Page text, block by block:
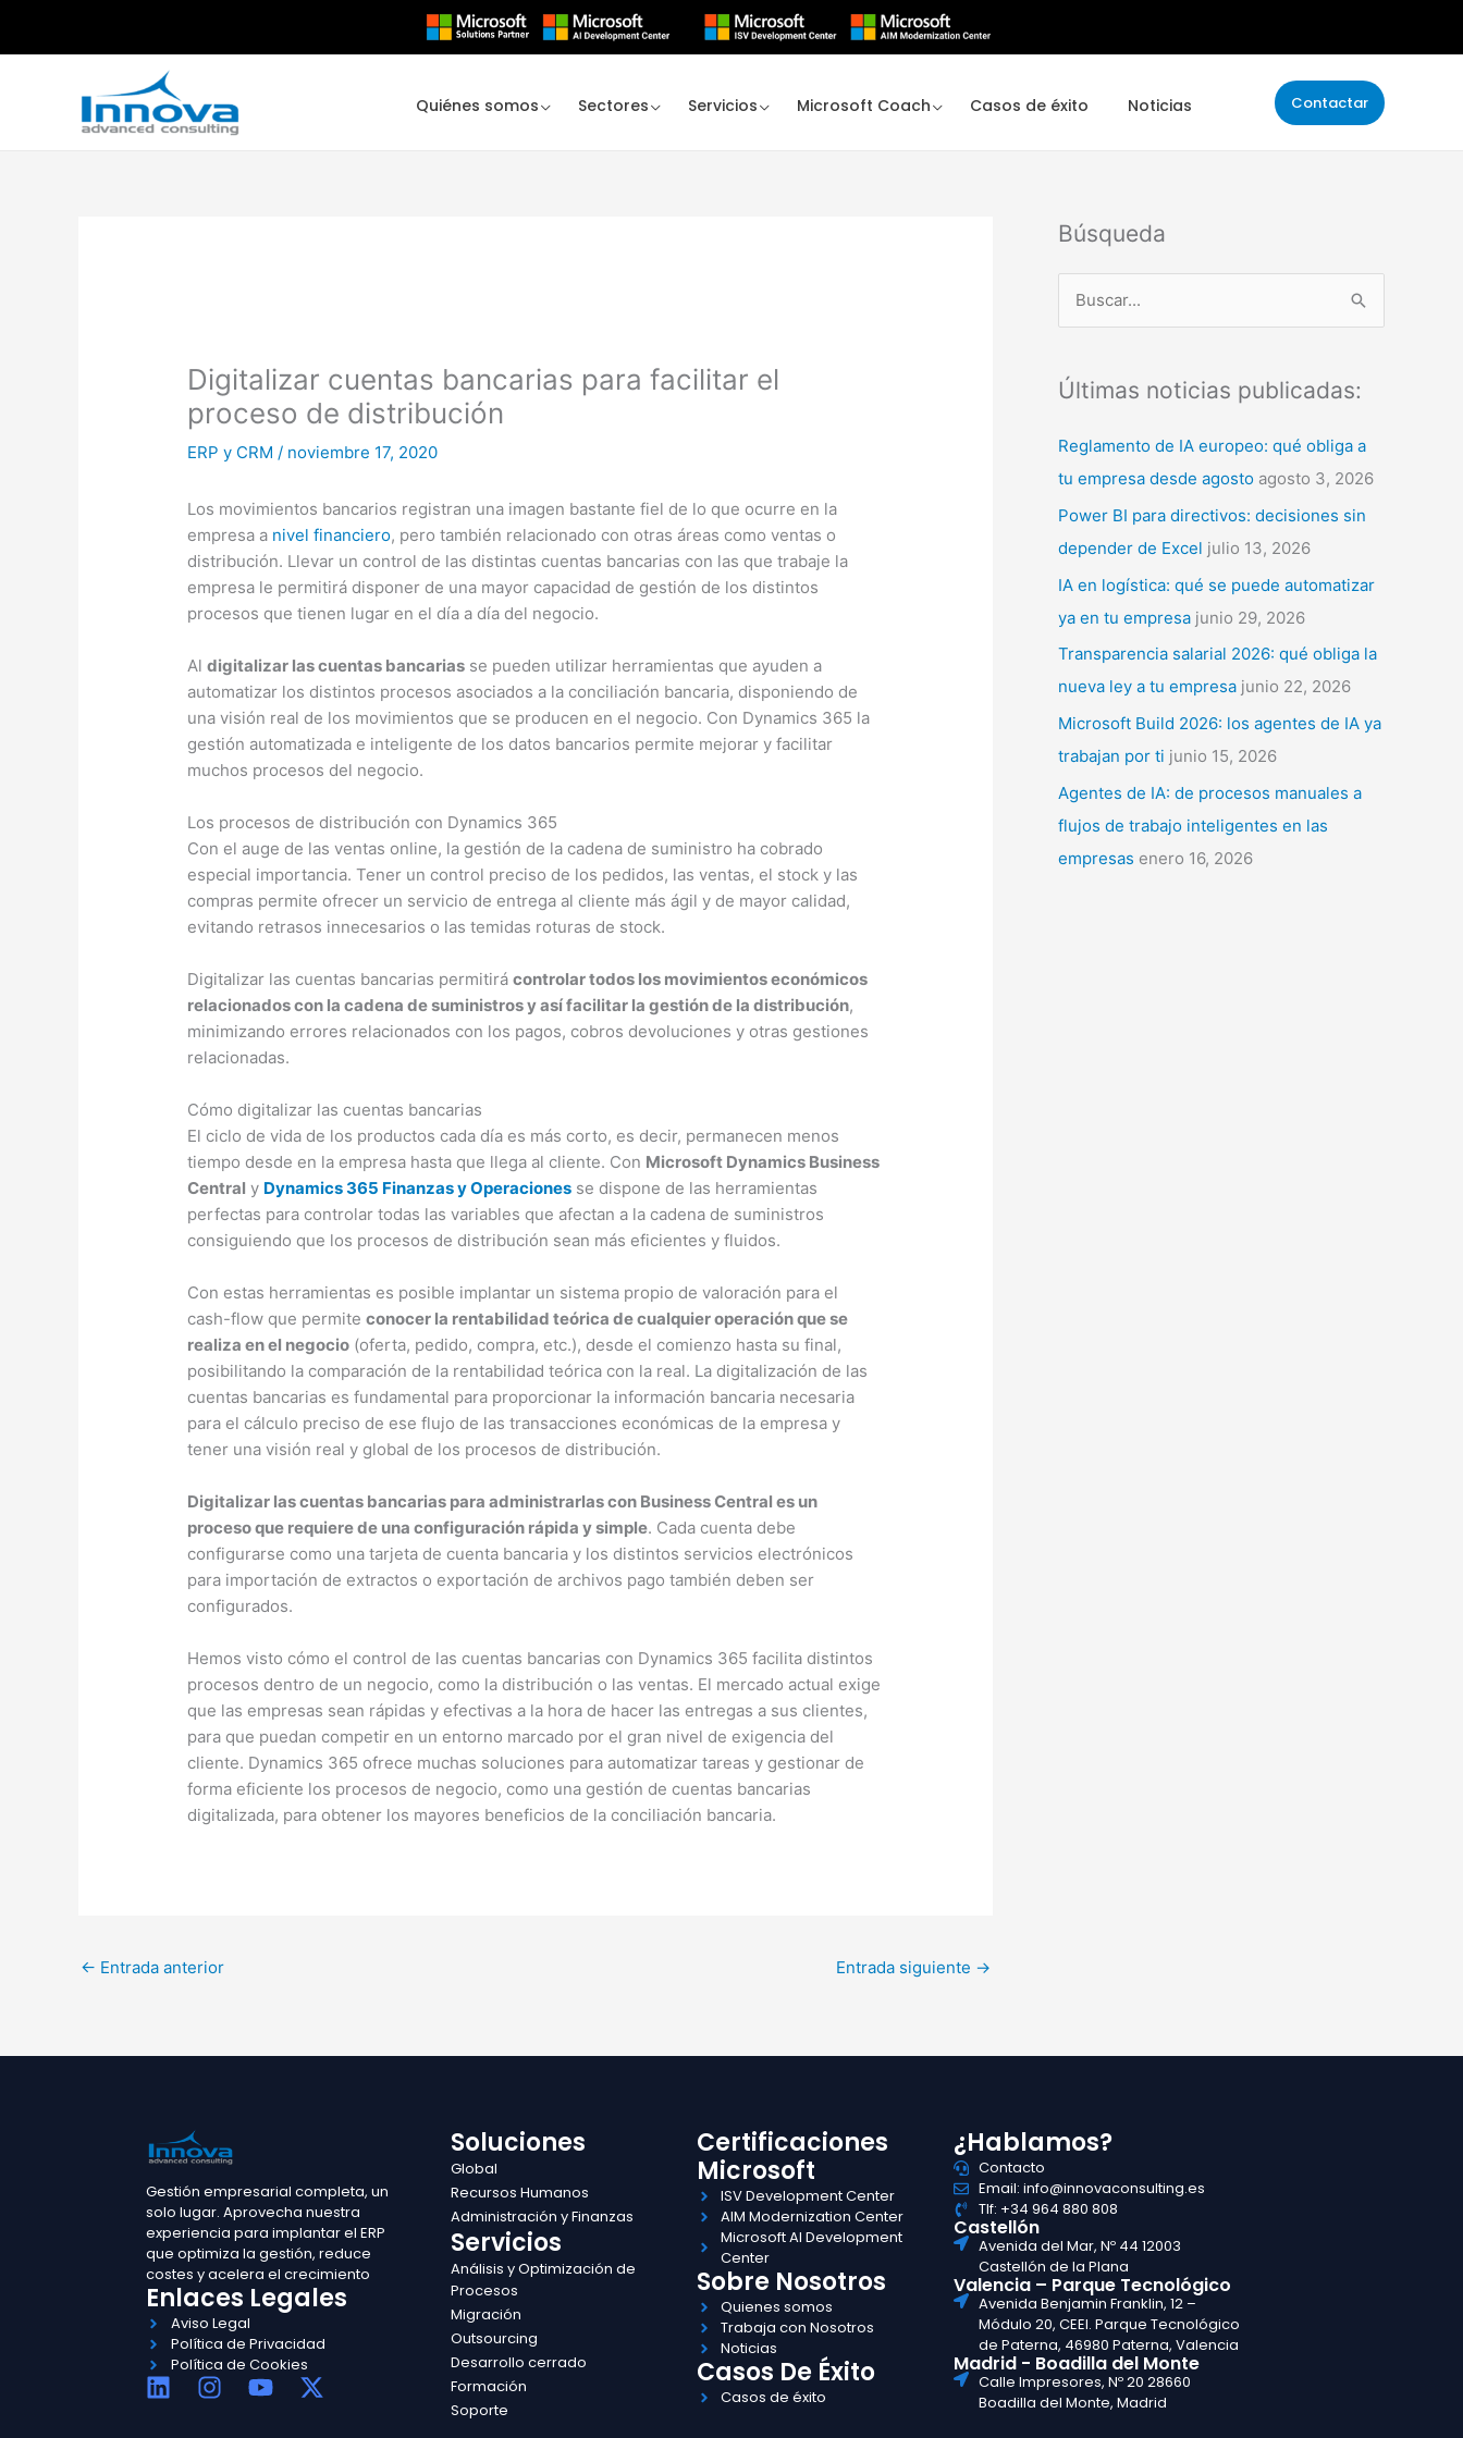
Quiénes somos Sectores Servicios Microsoft Coach Casos de éxito Noticias Contactar
Digitalizar cuentas bancarias para facilitar el
proceso de distribución
ERP y CRM / noviembre 17, 2020
Los movimientos bancarios registran una imagen bastante fiel de lo que ocurre en la
empresa a nivel financiero, pero también relacionado con otras áreas como ventas o
distribución. Llevar un control de las distintas cuentas bancarias con las que trabaje la
empresa le permitirá disponer de una mayor capacidad de gestión de los distintos
procesos que tienen lugar en el día a día del negocio.
Aldigitalizar las cuentas bancarias se pueden utilizar herramientas que ayuden a
automatizar los distintos procesos asociados a la conciliación bancaria, disponiendo de
una visión real de los movimientos que se producen en el negocio. Con Dynamics 365 la
gestión automatizada e inteligente de los datos bancarios permite mejorar y facilitar
muchos procesos del negocio.
Los procesos de distribución con Dynamics 365
Con el auge de las ventas online, la gestión de la cadena de suministro ha cobrado
especial importancia. Tener un control preciso de los pedidos, las ventas, el stock y las
compras permite ofrecer un servicio de entrega al cliente más ágil y de mayor calidad,
evitando retrasos innecesarios o las temidas roturas de stock.
Digitalizar las cuentas bancarias permitirácontrolar todos los movimientos económicos
relacionados con la cadena de suministros y así facilitar la gestión de la distribución,
minimizando errores relacionados con los pagos, cobros devoluciones y otras gestiones
relacionadas.
Cómo digitalizar las cuentas bancarias
El ciclo de vida de los productos cada día es más corto, es decir, permanecen menos
tiempo desde en la empresa hasta que llega al cliente. Con Microsoft Dynamics Business
Central y Dynamics 365 Finanzas y Operaciones se dispone de las herramientas
perfectas para controlar todas las variables que afectan a la cadena de suministros
consiguiendo que los procesos de distribución sean más eficientes y fluidos.
Con estas herramientas es posible implantar un sistema propio de valoración para el
cash-flow que permiteconocer la rentabilidad teórica de cualquier operación que se
realiza en el negocio (oferta, pedido, compra, etc.), desde el comienzo hasta su final,
posibilitando la comparación de la rentabilidad teórica con la real. La digitalización de las
cuentas bancarias es fundamental para proporcionar la información bancaria necesaria
para el cálculo preciso de ese flujo de las transacciones económicas de la empresa y
tener una visión real y global de los procesos de distribución.
Digitalizar las cuentas bancarias para administrarlas con Business Central es un
proceso que requiere de una configuración rápida y simple. Cada cuenta debe
configurarse como una tarjeta de cuenta bancaria y los distintos servicios electrónicos
para importación de extractos o exportación de archivos pago también deben ser
configurados.
Hemos visto cómo el control de las cuentas bancarias con Dynamics 365 facilita distintos
procesos dentro de un negocio, como la distribución o las ventas. El mercado actual exige
que las empresas sean rápidas y efectivas a la hora de hacer las entregas a sus clientes,
para que puedan competir en un entorno marcado por el gran nivel de exigencia del
cliente. Dynamics 365 ofrece muchas soluciones para automatizar tareas y gestionar de
forma eficiente los procesos de negocio, como una gestión de cuentas bancarias
digitalizada, para obtener los mayores beneficios de la conciliación bancaria.
← Entrada anterior Entrada siguiente →
Búsqueda
c
a
r
:
Últimas noticias publicadas:
Reglamento de IA europeo: qué obliga a
tu empresa desde agosto agosto 3, 2026
Power BI para directivos: decisiones sin
depender de Excel julio 13, 2026
IA en logística: qué se puede automatizar
ya en tu empresa junio 29, 2026
Transparencia salarial 2026: qué obliga la
nueva ley a tu empresa junio 22, 2026
Microsoft Build 2026: los agentes de IA ya
trabajan por ti junio 15, 2026
Agentes de IA: de procesos manuales a
flujos de trabajo inteligentes en las
empresas enero 16, 2026
Gestión empresarial completa, un
solo lugar. Aprovecha nuestra
experiencia para implantar el ERP
que optimiza la gestión, reduce
costes y acelera el crecimiento
Enlaces Legales
Aviso Legal
Política de Privacidad
Política de Cookies
L
I
Y
X
Soluciones
Global
Recursos Humanos
Administración y Finanzas
Servicios
Análisis y Optimización de
Procesos
Migración
Outsourcing
Desarrollo cerrado
Formación
Soporte
Certificaciones
Microsoft
ISV Development Center
AIM Modernization Center
Microsoft AI Development
Center
Sobre Nosotros
Quienes somos
Trabaja con Nosotros
Noticias
Casos De Éxito
Casos de éxito
¿Hablamos?
Contacto
Email: info@innovaconsulting.es
Tlf: +34 964 880 808
Castellón
Avenida del Mar, Nº 44 12003
Castellón de la Plana
Valencia – Parque Tecnológico
Avenida Benjamin Franklin, 12 –
Módulo 20, CEEI. Parque Tecnológico
de Paterna, 46980 Paterna, Valencia
Madrid - Boadilla del Monte
Calle Impresores, Nº 20 28660
Boadilla del Monte, Madrid